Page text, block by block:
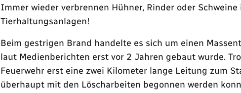
Immer wieder verbrennen Hühner, Rinder oder
Tierhaltungsanlagen!
Beim gestrigen Brand handelte es sich um einen
laut Medienberichten erst vor 2 Jahren gebaut wurde.
Feuerwehr erst eine zwei Kilometer lange Leitung zum
überhaupt mit den Löscharbeiten begonnen werden